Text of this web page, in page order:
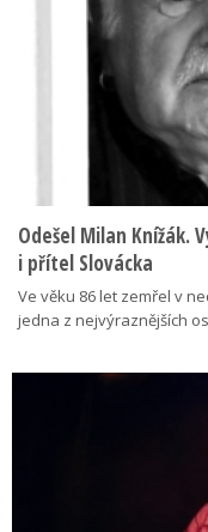
Odešel Milan Knížák.
i přítel Slovácka
Ve věku 86 let zemřel v
jedna z nejvýraznějších